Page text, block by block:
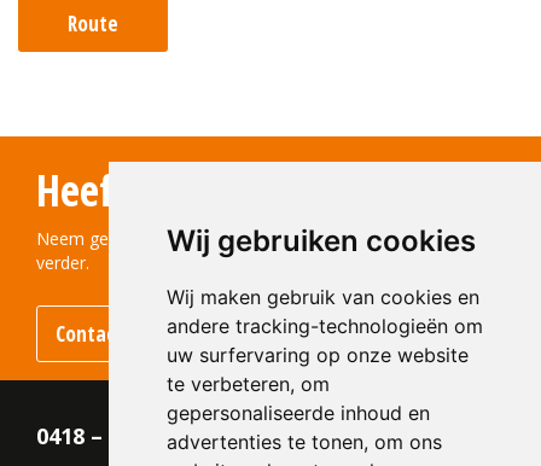
Wij gebruiken cookies
Wij maken gebruik van cookies en
andere tracking-technologieën om
uw surfervaring op onze website
te verbeteren, om
gepersonaliseerde inhoud en
advertenties te tonen, om ons
Route
Heeft u vragen?
Neem gerust contact met ons op! We helpen u graag
verder.
Contact opnemen
0418 – 55 22 21